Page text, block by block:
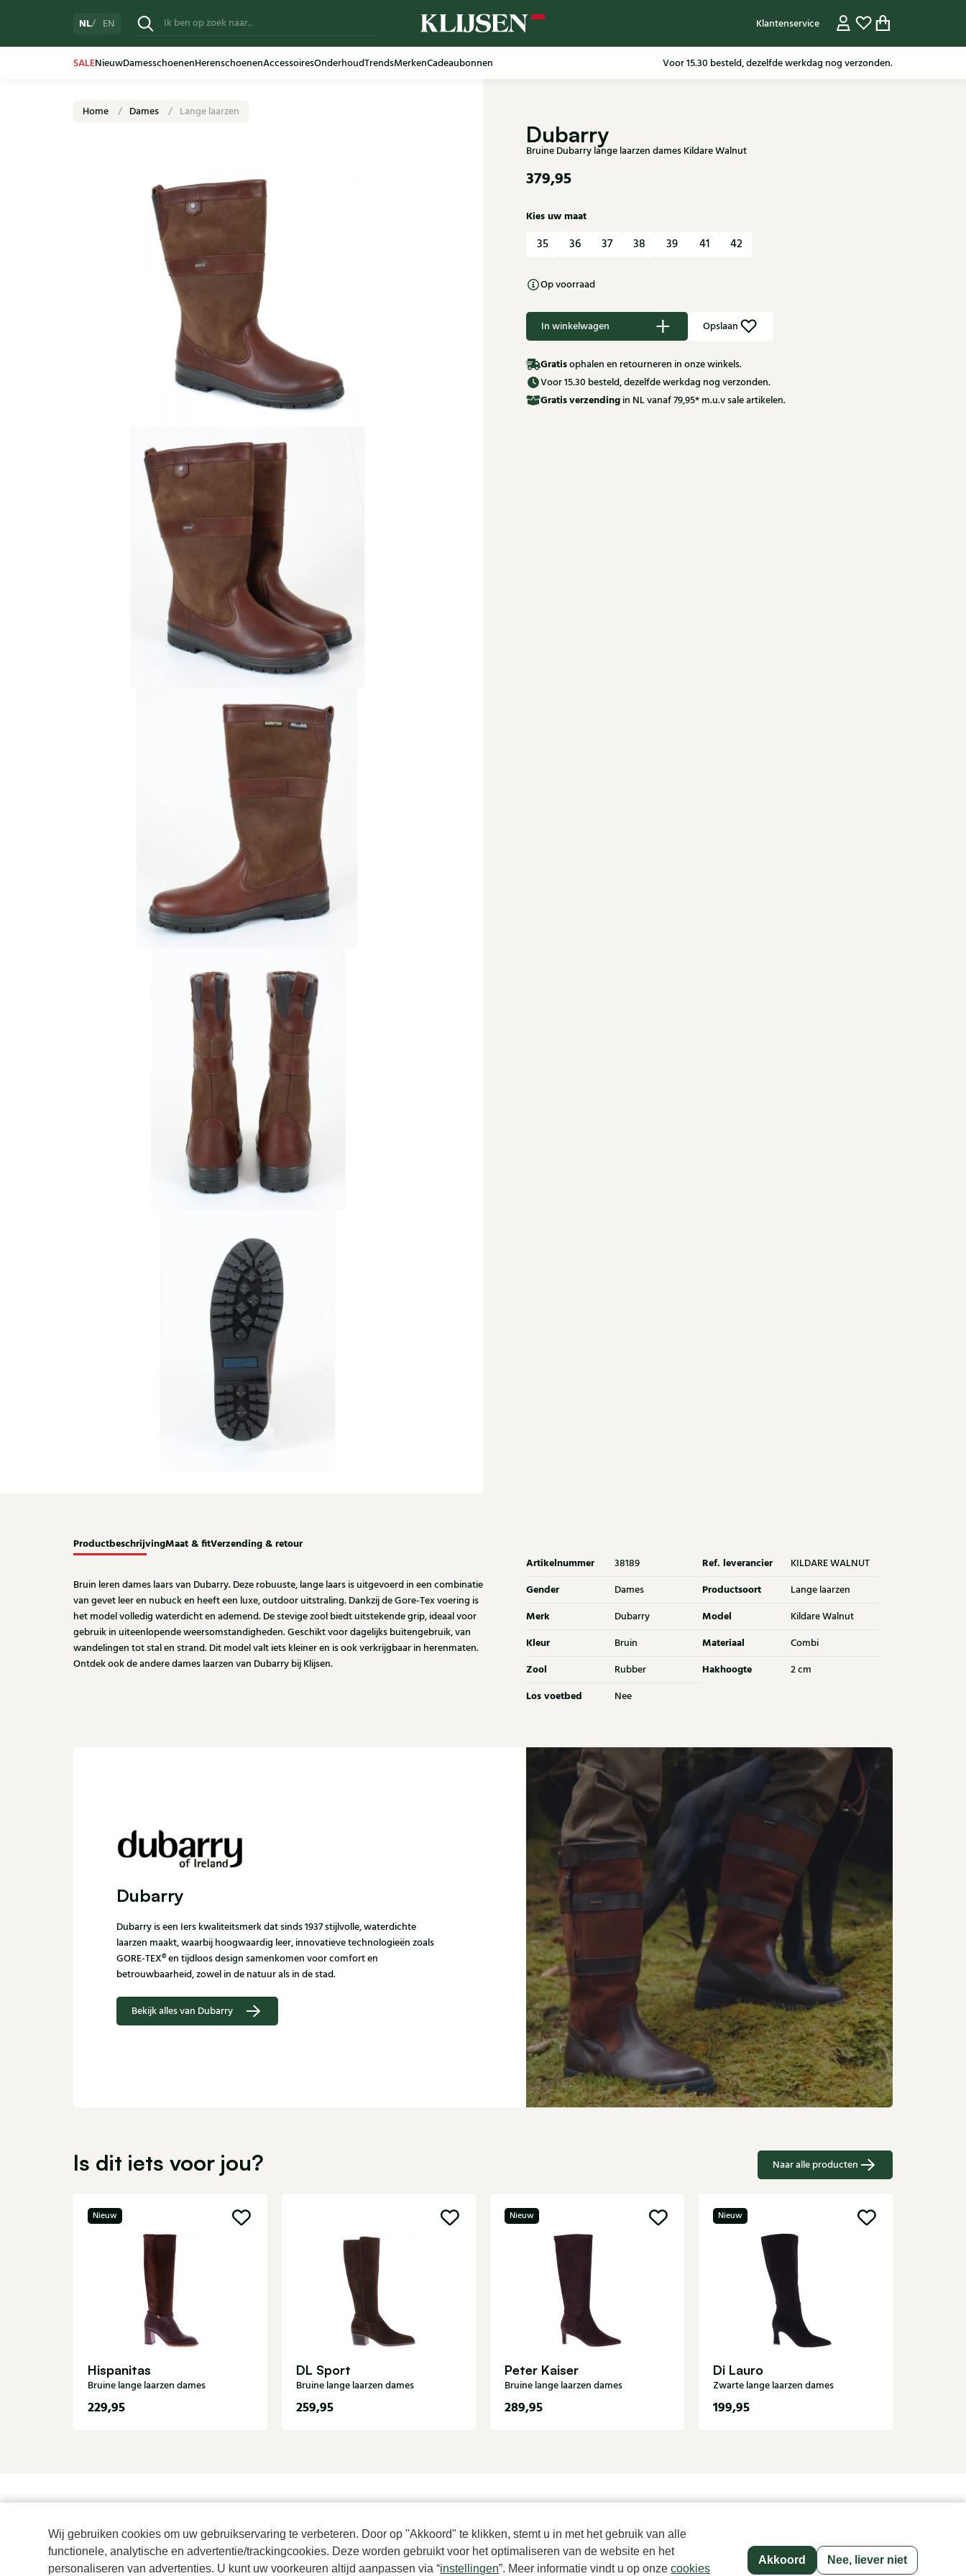
Wij gebruiken cookies om uw gebruikservaring te verbeteren. Door op "Akkoord" te klikken, stemt u in met het gebruik van alle
functionele, analytische en advertentie/trackingcookies. Deze worden gebruikt voor het optimaliseren van de website en het
personaliseren van advertenties. U kunt uw voorkeuren altijd aanpassen via “instellingen”. Meer informatie vindt u op onzecookies
Akkoord Nee, liever niet
NL EN Klantenservice
SALENieuwDamesschoenenHerenschoenenAccessoiresOnderhoudTrendsMerkenCadeaubonnen Voor 15.30 besteld, dezelfde werkdag nog verzonden.
Gratis verzending in NL vanaf 79,95* m.u.v sale artikelen.
Home Dames Lange laarzen
Dubarry
Bruine Dubarry lange laarzen dames Kildare Walnut
379,95
Kies uw maat
35 36 37 38 39 41 42
Op voorraad
In winkelwagen Opslaan
Gratisophalen en retourneren in onze winkels.
Voor 15.30 besteld, dezelfde werkdag nog verzonden.
Gratisverzending in NL vanaf 79,95* m.u.v sale artikelen.
ProductbeschrijvingMaat & fitVerzending & retour
Bruin leren dames laars van Dubarry. Deze robuuste, lange laars is uitgevoerd in een combinatie
van gevet leer en nubuck en heeft een luxe, outdoor uitstraling. Dankzij de Gore-Tex voering is
het model volledig waterdicht en ademend. De stevige zool biedt uitstekende grip, ideaal voor
gebruik in uiteenlopende weersomstandigheden. Geschikt voor dagelijks buitengebruik, van
wandelingen tot stal en strand. Dit model valt iets kleiner en is ook verkrijgbaar in herenmaten.
Ontdek ook de andere dames laarzen van Dubarry bij Klijsen.
Artikelnummer 38189 Ref. leverancier KILDARE WALNUT
Gender Dames Productsoort Lange laarzen
Merk Dubarry Model Kildare Walnut
Kleur Bruin Materiaal Combi
Zool Rubber Hakhoogte 2 cm
Los voetbed Nee
Dubarry
Dubarry is een Iers kwaliteitsmerk dat sinds 1937 stijlvolle, waterdichte
laarzen maakt, waarbij hoogwaardig leer, innovatieve technologieën zoals
GORE‑TEX® en tijdloos design samenkomen voor comfort en
betrouwbaarheid, zowel in de natuur als in de stad.
Bekijk alles van Dubarry
Is dit iets voor jou? Naar alle producten
Nieuw
Hispanitas
Bruine lange laarzen dames
229,95
DL Sport
Bruine lange laarzen dames
259,95
Nieuw
Peter Kaiser
Bruine lange laarzen dames
289,95
Nieuw
Di Lauro
Zwarte lange laarzen dames
199,95
Sinds 1983 een begrip in Den Haag